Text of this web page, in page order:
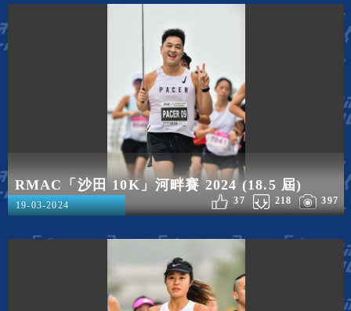
RMAC「沙田 10K」河畔賽 2024 (18.5 屆)
397
218
37
19-03-2024